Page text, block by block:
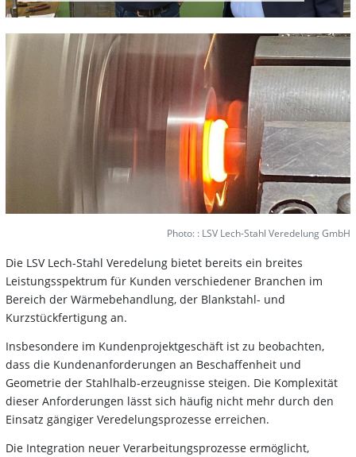
Die LSV Lech-Stahl Veredelung bietet bereits ein breites
Leistungsspektrum für Kunden verschiedener Branchen im
Bereich der Wärmebehandlung, der Blankstahl- und
Kurzstückfertigung an.
Insbesondere im Kundenprojektgeschäft ist zu beobachten,
dass die Kundenanforderungen an Beschaffenheit und
Geometrie der Stahlhalb-erzeugnisse steigen. Die Komplexität
dieser Anforderungen lässt sich häufig nicht mehr durch den
Einsatz gängiger Veredelungsprozesse erreichen.
Die Integration neuer Verarbeitungsprozesse ermöglicht,
Photo: : LSV Lech-Stahl Veredelung GmbH